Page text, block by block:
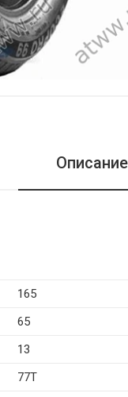
Описание
165
65
13
77T